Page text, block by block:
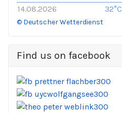
14.08.2026
32°C
© Deutscher Wetterdienst
Find us on facebook